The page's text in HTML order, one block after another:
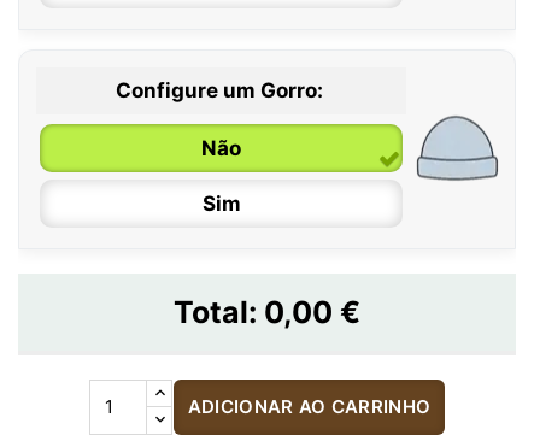
Configure um Gorro:
Não
Sim
Total: 0,00 €
ADICIONAR AO CARRINHO